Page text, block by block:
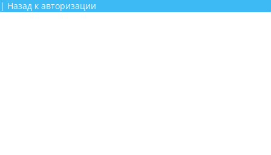
| Назад к авторизации